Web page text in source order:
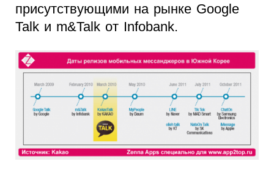
присутствующими на рынке Google
Talk и m&Talk от Infobank.